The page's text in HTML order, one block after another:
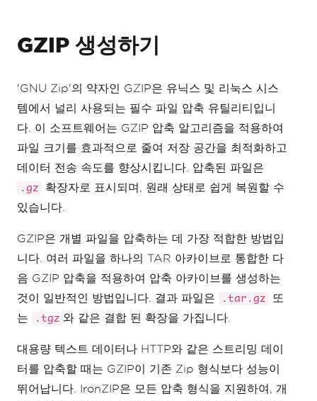
GZIP 생성하기
'GNU Zip'의 약자인 GZIP은 유닉스 및 리눅스 시스
템에서 널리 사용되는 필수 파일 압축 유틸리티입니
다. 이 소프트웨어는 GZIP 압축 알고리즘을 적용하여
파일 크기를 효과적으로 줄여 저장 공간을 최적화하고
데이터 전송 속도를 향상시킵니다. 압축된 파일은
.gz
확장자로 표시되며, 원래 상태로 쉽게 복원할 수
있습니다.
GZIP은 개별 파일을 압축하는 데 가장 적합한 방법입
니다. 여러 파일을 하나의 TAR 아카이브로 통합한 다
음 GZIP 압축을 적용하여 압축 아카이브를 생성하는
것이 일반적인 방법입니다. 결과 파일은
.tar.gz
또
는
.tgz 와 같은 결합 된 확장을 가집니다.
대용량 텍스트 데이터나 HTTP와 같은 스트리밍 데이
터를 압축할 때는 GZIP이 기존 Zip 형식보다 성능이
뛰어납니다. IronZIP은 모든 압축 형식을 지원하여, 개